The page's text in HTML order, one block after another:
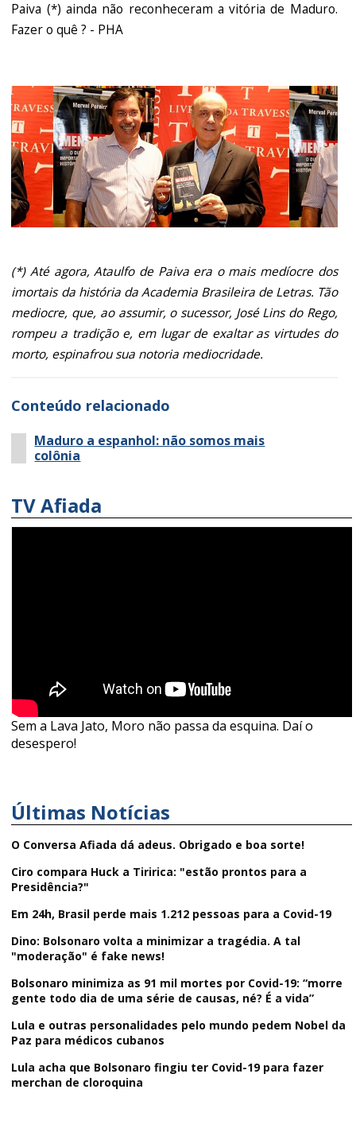
Paiva (*) ainda não reconheceram a vitória de Maduro.
Fazer o quê ? - PHA
(*) Até agora, Ataulfo de Paiva era o mais medíocre dos
imortais da história da Academia Brasileira de Letras. Tão
mediocre, que, ao assumir, o sucessor, José Lins do Rego,
rompeu a tradição e, em lugar de exaltar as virtudes do
morto, espinafrou sua notoria mediocridade.
Conteúdo relacionado
Maduro a espanhol: não somos mais
colônia
TV Afiada
Sem a Lava Jato, Moro não passa da esquina. Daí o
desespero!
Últimas Notícias
O Conversa Afiada dá adeus. Obrigado e boa sorte!
Ciro compara Huck a Tiririca: "estão prontos para a
Presidência?"
Em 24h, Brasil perde mais 1.212 pessoas para a Covid-19
Dino: Bolsonaro volta a minimizar a tragédia. A tal
"moderação" é fake news!
Bolsonaro minimiza as 91 mil mortes por Covid-19: “morre
gente todo dia de uma série de causas, né? É a vida”
Lula e outras personalidades pelo mundo pedem Nobel da
Paz para médicos cubanos
Lula acha que Bolsonaro fingiu ter Covid-19 para fazer
merchan de cloroquina